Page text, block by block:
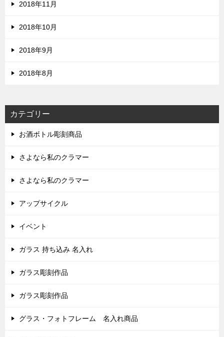
2018年11月
2018年10月
2018年9月
2018年8月
カテゴリー
お酒ボトル彫刻商品
さよなら私のクラマー
さよなら私のクラマー
アップサイクル
イベント
ガラス 持ち込み 名入れ
ガラス彫刻作品
ガラス彫刻作品
グラス・フォトフレーム 名入れ商品